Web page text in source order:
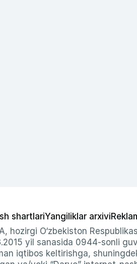
shartlariYangiliklar arxivi
hozirgi O‘zbekiston
yil sanasida 0944-sonli
iqtibos keltirishga,